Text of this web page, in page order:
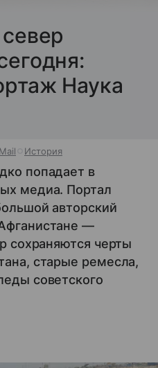
Наука
История
попадает в
медиа. Портал
авторский
—
сохраняются черты
старые ремесла,
советского